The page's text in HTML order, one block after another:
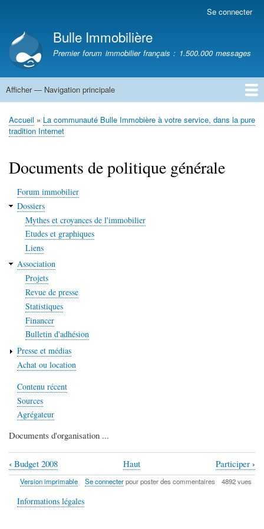
contenu
principal
compte
de
l'utilisateur
Se connecter
Bulle Immobilière
Premier forum immobilier français : 1.500.000 messages
Navigation
Afficher — Navigation principale
Accueil
Fil
Accueil
La communauté Bulle Immobière à votre service, dans la pure
tradition Internet
Documents de politique générale
Forum immobilier
Dossiers
Mythes et croyances de l'immobilier
Etudes et graphiques
Liens
Association
Projets
Revue de presse
Statistiques
Financer
Bulletin d'adhésion
Presse et médias
Achat ou location
Contenu récent
Sources
Agrégateur
Documents d'organisation ...
Liens
transversaux
de
‹ Budget 2008 Haut Participer ›
Version imprimable Se connecterpour poster des commentaires 4892 vues
Informations légales